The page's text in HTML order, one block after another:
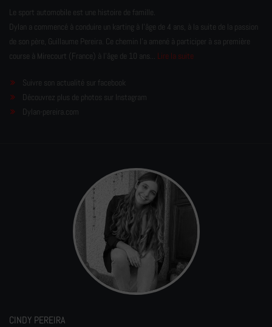
Le sport automobile est une histoire de famille.
Dylan a commencé à conduire un karting à l’âge de 4 ans, à la suite de la passion
de son père, Guillaume Pereira. Ce chemin l'a amené à participer à sa première
course à Mirecourt (France) à l'âge de 10 ans... Lire la suite
Suivre son actualité sur facebook
Découvrez plus de photos sur Instagram
Dylan-pereira.com
CINDY PEREIRA